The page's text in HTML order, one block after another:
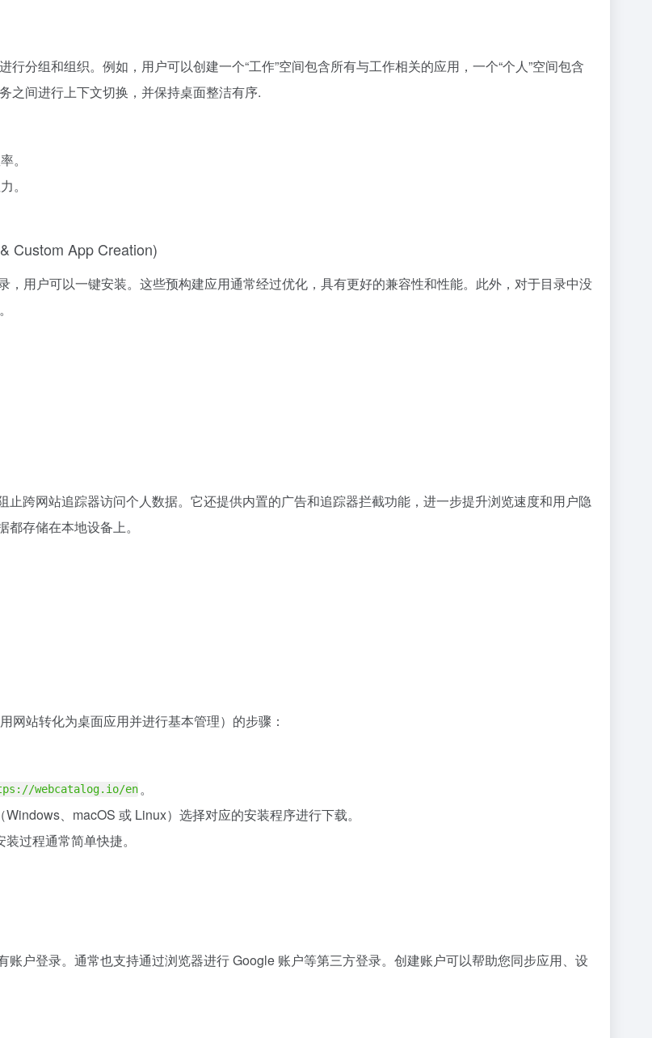
分组和组织。例如，用户可以创建一个“工作”空间包含所有与工作相关的应用，一个“个人”空间包含
之间进行上下文切换，并保持桌面整洁有序.
。
。
Custom App Creation)
用户可以一键安装。这些预构建应用通常经过优化，具有更好的兼容性和性能。此外，对于目录中没
跨网站追踪器访问个人数据。它还提供内置的广告和追踪器拦截功能，进一步提升浏览速度和用户隐
存储在本地设备上。
网站转化为桌面应用并进行基本管理）的步骤：
webcatalog.io/en。
、macOS 或 Linux）选择对应的安装程序进行下载。
过程通常简单快捷。
账户登录。通常也支持通过浏览器进行 Google 账户等第三方登录。创建账户可以帮助您同步应用、设